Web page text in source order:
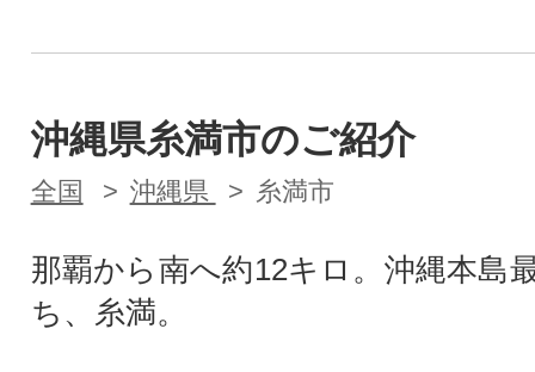
沖縄県糸満市のご紹介
全国 沖縄県 糸満市
那覇から南へ約12キロ。沖縄本島
ち、糸満。